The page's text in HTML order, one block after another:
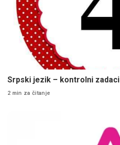
Srpski jezik – kontrolni zadaci
2 min za čitanje